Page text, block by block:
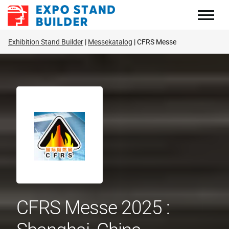
Zum
Inhalt
Exhibition Stand Builder Messekatalog CFRS Messe
CFRS Messe 2025 :